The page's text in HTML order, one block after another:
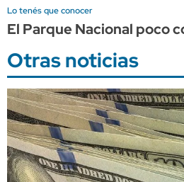
Lo tenés que conocer
El Parque Nacional poco
Otras noticias